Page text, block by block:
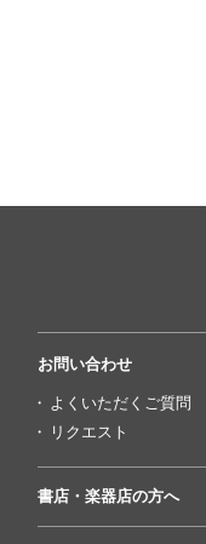
お問い合わせ
よくいただくご質問
リクエスト
書店・楽器店の方へ